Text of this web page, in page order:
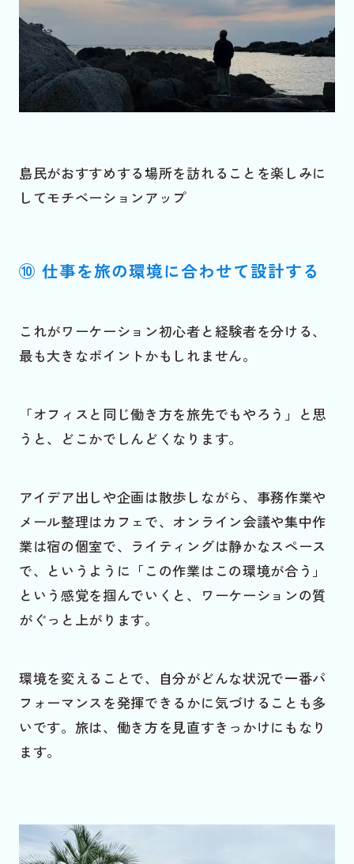
島民がおすすめする場所を訪れることを楽しみに
してモチベーションアップ
⑩ 仕事を旅の環境に合わせて設計する
これがワーケーション初心者と経験者を分ける、
最も大きなポイントかもしれません。
「オフィスと同じ働き方を旅先でもやろう」と思
うと、どこかでしんどくなります。
アイデア出しや企画は散歩しながら、事務作業や
メール整理はカフェで、オンライン会議や集中作
業は宿の個室で、ライティングは静かなスペース
で、というように「この作業はこの環境が合う」
という感覚を掴んでいくと、ワーケーションの質
がぐっと上がります。
環境を変えることで、自分がどんな状況で一番パ
フォーマンスを発揮できるかに気づけることも多
いです。旅は、働き方を見直すきっかけにもなり
ます。